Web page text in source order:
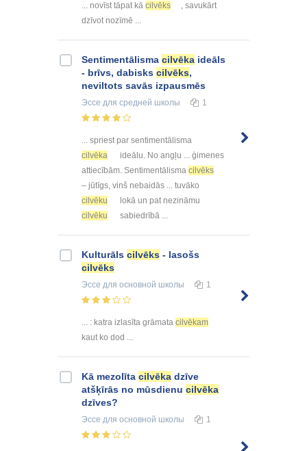
... novīst tāpat kā cilvēks
, savukārt
dzīvot nozīmē ...
Sentimentālisma cilvēka ideāls
- brīvs, dabisks cilvēks,
neviltots savās izpausmēs
Эссе для средней школы 1
... spriest par sentimentālisma
cilvēka
ideālu. No angļu ... ģimenes
attiecībām. Sentimentālisma cilvēks
– jūtīgs, vinš nebaidās ... tuvāko
cilvēku
lokā un pat nezināmu
cilvēku
sabiedrībā ...
Kulturāls cilvēks - lasošs
cilvēks
Эссе для основной школы 1
... : katra izlasīta grāmata cilvēkam
kaut ko dod ...
Kā mezolīta cilvēka dzīve
atšķīrās no mūsdienu cilvēka
dzīves?
Эссе для основной школы 1